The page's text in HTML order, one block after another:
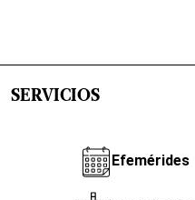
SERVICIOS
Efemérides